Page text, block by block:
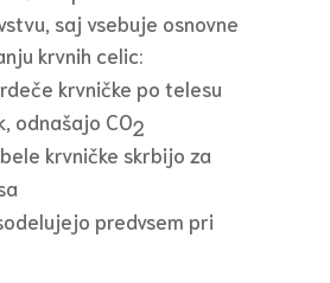
saj vsebuje osnovne
krvnih celic:
krvničke po telesu
odnašajo CO2
krvničke skrbijo za
predvsem pri